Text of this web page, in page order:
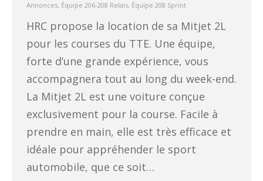
Annonces, Équipe 206-208 Relais, Équipe 208 Sprint
HRC propose la location de sa Mitjet 2L
pour les courses du TTE. Une équipe,
forte d’une grande expérience, vous
accompagnera tout au long du week-end.
La Mitjet 2L est une voiture conçue
exclusivement pour la course. Facile à
prendre en main, elle est très efficace et
idéale pour appréhender le sport
automobile, que ce soit…